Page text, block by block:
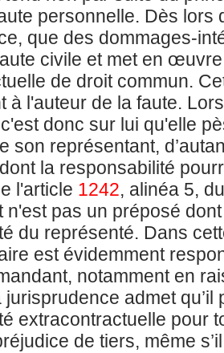
personnelle. Dès lors
que des dommages-
civile et met en
de droit commun.
à l'auteur de la faute.
donc sur lui qu'elle
son représentant,
la responsabilité
l'article 1242, alinéa 5,
n'est pas un préposé
du représenté. Dans
est évidemment
notamment en
jurisprudence admet
extracontractuelle pour
de tiers, même